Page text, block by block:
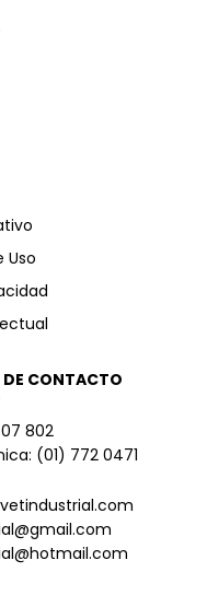
Uso
CONTACTO
802
(01) 772 0471